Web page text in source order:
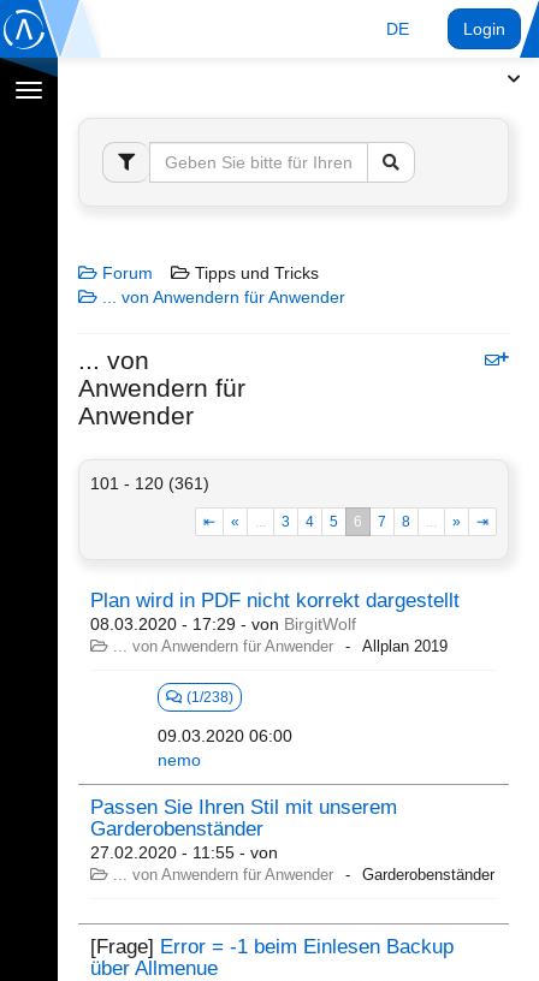
DE Login
Navigation
umschalten
Forum
Tipps und Tricks
... von Anwendern für Anwender
... von
Anwendern für
Anwender
101 - 120 (361)
⇤ « ... 3 4 5 6 7 8 ... » ⇥
Plan wird in PDF nicht korrekt dargestellt
08.03.2020 - 17:29 - von BirgitWolf
... von Anwendern für Anwender Allplan 2019
(1/238)
09.03.2020 06:00
nemo
Passen Sie Ihren Stil mit unserem
Garderobenständer
27.02.2020 - 11:55 - von
... von Anwendern für Anwender Garderobenständer
[Frage] Error = -1 beim Einlesen Backup
über Allmenue